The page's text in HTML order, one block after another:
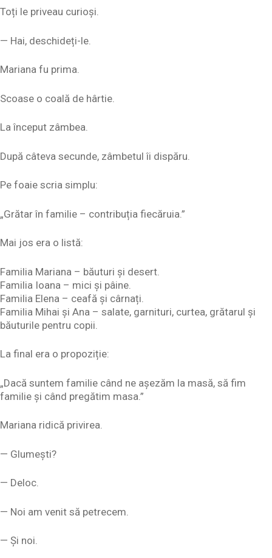
Toți le priveau curioși.
— Hai, deschideți-le.
Mariana fu prima.
Scoase o coală de hârtie.
La început zâmbea.
După câteva secunde, zâmbetul îi dispăru.
Pe foaie scria simplu:
„Grătar în familie – contribuția fiecăruia.”
Mai jos era o listă:
Familia Mariana – băuturi și desert.
Familia Ioana – mici și pâine.
Familia Elena – ceafă și cârnați.
Familia Mihai și Ana – salate, garnituri, curtea, grătarul și
băuturile pentru copii.
La final era o propoziție:
„Dacă suntem familie când ne așezăm la masă, să fim
familie și când pregătim masa.”
Mariana ridică privirea.
— Glumești?
— Deloc.
— Noi am venit să petrecem.
— Și noi.